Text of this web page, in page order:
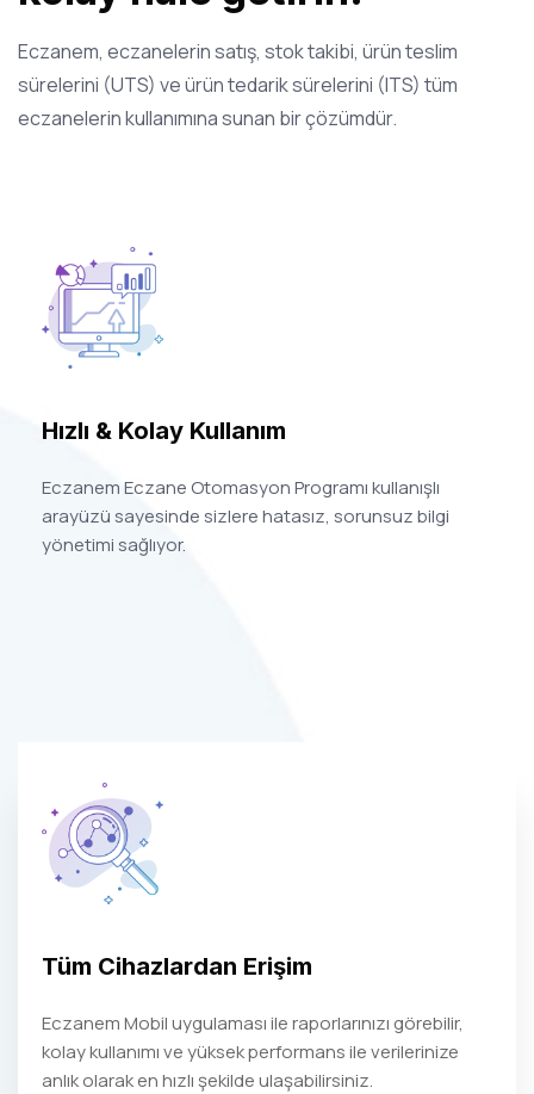
Eczanem, eczanelerin satış, stok takibi, ürün teslim
sürelerini (UTS) ve ürün tedarik sürelerini (ITS) tüm
eczanelerin kullanımına sunan bir çözümdür.
Hızlı & Kolay Kullanım
Eczanem Eczane Otomasyon Programı kullanışlı
arayüzü sayesinde sizlere hatasız, sorunsuz bilgi
yönetimi sağlıyor.
Tüm Cihazlardan Erişim
Eczanem Mobil uygulaması ile raporlarınızı görebilir,
kolay kullanımı ve yüksek performans ile verilerinize
anlık olarak en hızlı şekilde ulaşabilirsiniz.